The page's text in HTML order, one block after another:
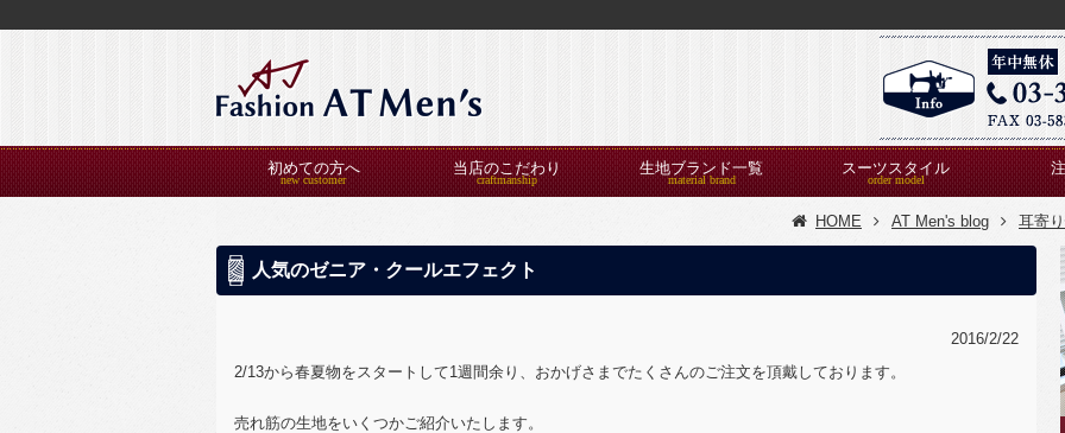
初めての方へ 当店のこだわり 生地ブランド一覧 スーツスタイル
HOME AT Men's blog 耳寄
人気のゼニア・クールエフェクト
2016/2/22
2/13から春夏物をスタートして1週間余り、おかげさまでたくさんのご注文を頂戴しております。
売れ筋の生地をいくつかご紹介いたします。